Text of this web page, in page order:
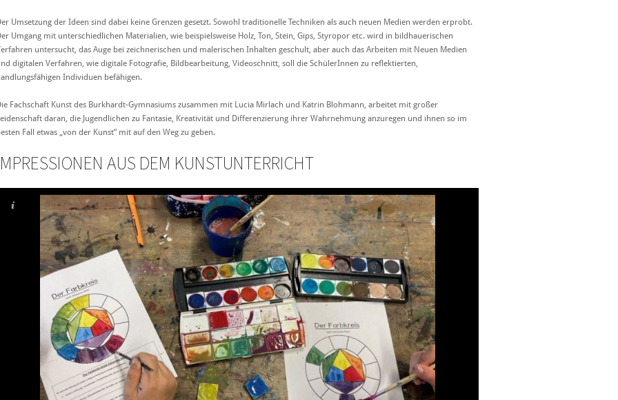
Umsetzung der Ideen sind dabei keine Grenzen gesetzt. Sowohl traditionelle Techniken als auch neuen Medien werden erprobt.
Umgang mit unterschiedlichen Materialien, wie beispielsweise Holz, Ton, Stein, Gips, Styropor etc. wird in bildhauerischen
untersucht, das Auge bei zeichnerischen und malerischen Inhalten geschult, aber auch das Arbeiten mit Neuen Medien
digitalen Verfahren, wie digitale Fotografie, Bildbearbeitung, Videoschnitt, soll die SchülerInnen zu reflektierten,
Individuen befähigen.
Fachschaft Kunst des Burkhardt-Gymnasiums zusammen mit Lucia Mirlach und Katrin Blohmann, arbeitet mit großer
daran, die Jugendlichen zu Fantasie, Kreativität und Differenzierung ihrer Wahrnehmung anzuregen und ihnen so im
Fall etwas „von der Kunst“ mit auf den Weg zu geben.
AUS DEM KUNSTUNTERRICHT